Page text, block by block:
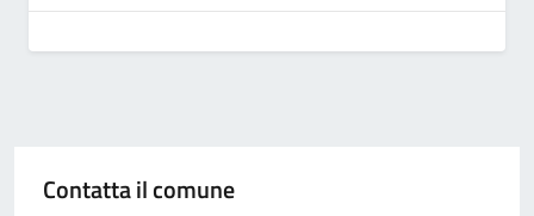
Contatta il comune